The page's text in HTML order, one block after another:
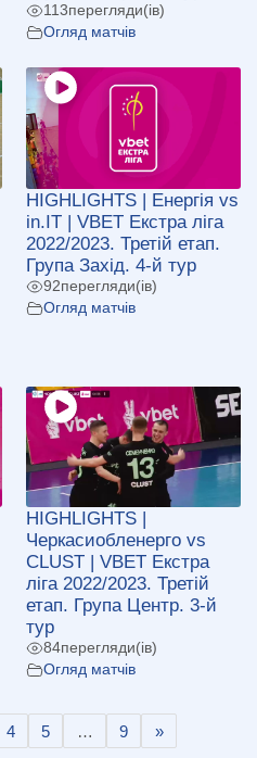
113перегляди(ів)
Огляд матчів
HIGHLIGHTS | Енергія vs
in.IT | VBET Екстра ліга
2022/2023. Третій етап.
Група Захід. 4-й тур
92перегляди(ів)
Огляд матчів
HIGHLIGHTS |
Черкасиобленерго vs
CLUST | VBET Екстра
ліга 2022/2023. Третій
етап. Група Центр. 3-й
тур
84перегляди(ів)
Огляд матчів
4 5 … 9 »